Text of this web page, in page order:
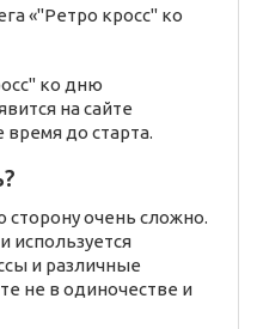
«"Ретро кросс" ко
ко дню
на сайте
время до старта.
сторону очень сложно.
используется
и различные
не в одиночестве и